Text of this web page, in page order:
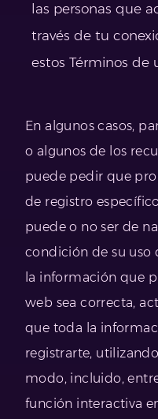
las personas que
través de tu
estos Términos de
En algunos casos,
o algunos de los
puede pedir que
de registro
puede o no ser de
condición de su uso
la información que
web sea correcta,
que toda la
registrarte,
modo, incluido,
función interactiva